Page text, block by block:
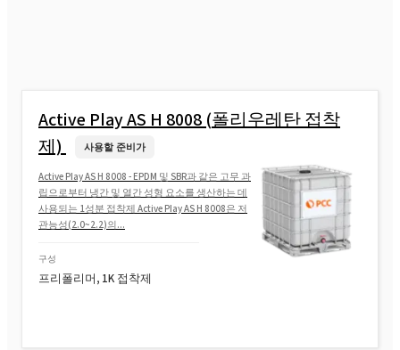
Active Play AS H 8008 (폴리우레탄 접착
제)
사용할 준비가
Active Play AS H 8008 - EPDM 및 SBR과 같은 고무 과
립으로부터 냉간 및 열간 성형 요소를 생산하는 데
사용되는 1성분 접착제 Active Play AS H 8008은 저
관능성(2.0~2.2)의...
구성
프리폴리머, 1K 접착제